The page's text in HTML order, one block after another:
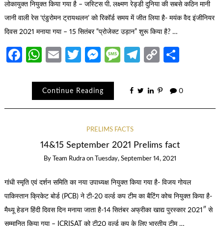
लोकायुक्त नियुक्त किया गया है – जस्टिस पी. लक्ष्मण रेड्डी दुनिया की सबसे कठिन मानी
जानी वाली रेस ‘एंडुरोमन ट्रायथलन’ को रिकॉर्ड समय में जीत लिया है- मयंक वैद इंजीनियर
दिवस 2021 मनाया गया – 15 सितंबर “प्रोजेक्ट उड़ान” शुरू किया है? …
Facebook
WhatsApp
EmailTwitter
Messenger
Message
Telegram
Copy
Continue Reading 0
PRELIMS FACTS
14&15 September 2021 Prelims fact
By Team Rudra on Tuesday, September 14, 2021
गांधी स्मृति एवं दर्शन समिति का नया उपाध्यक्ष नियुक्त किया गया है- विजय गोयल
पाकिस्तान क्रिकेट बोर्ड (PCB) ने टी-20 वर्ल्ड कप टीम का बैटिंग कोच नियुक्त किया है-
मैथ्यू हेडन हिंदी दिवस दिन मनाया जाता है-14 सितंबर अफ्रीका खाद्य पुरस्कार 2021″ से
सम्मानित किया गया – ICRISAT को टी20 वर्ल्ड कप के लिए भारतीय टीम …